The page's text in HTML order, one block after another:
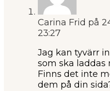
Carina Frid på
23:27
Jag kan tyvärr
som ska laddas
Finns det inte
dem på din